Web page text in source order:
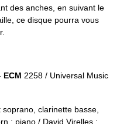
des anches, en suivant le
ce disque pourra vous
ECM 2258 / Universal Music
clarinette basse,
: piano / David Virelles :